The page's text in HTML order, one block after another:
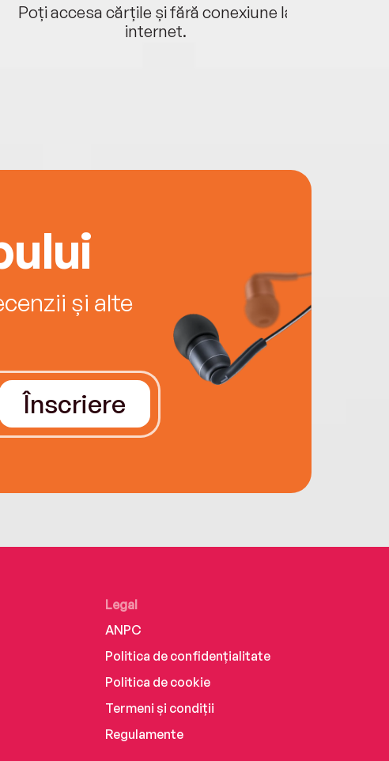
Poți accesa cărțile și fără conexiune la
internet.
și alte
Înscriere
Legal
ANPC
Politica de confidențialitate
Politica de cookie
Termeni și condiții
Regulamente